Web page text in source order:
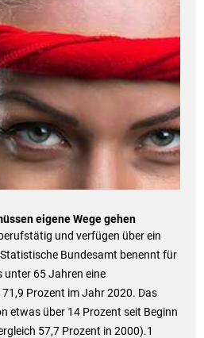
eigene Wege gehen
und verfügen über ein
Bundesamt benennt für
unter 65 Jahren eine
Prozent im Jahr 2020. Das
etwas über 14 Prozent seit Beginn
57,7 Prozent in 2000).1